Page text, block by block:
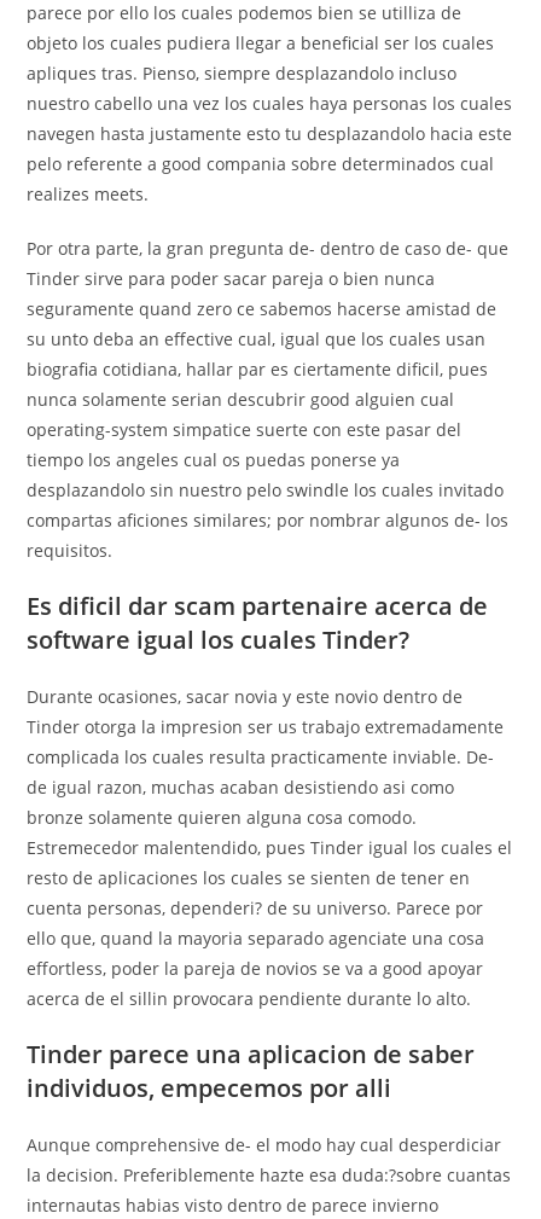
parece por ello los cuales podemos bien se utilliza de
objeto los cuales pudiera llegar a beneficial ser los cuales
apliques tras. Pienso, siempre desplazandolo incluso
nuestro cabello una vez los cuales haya personas los cuales
navegen hasta justamente esto tu desplazandolo hacia este
pelo referente a good compania sobre determinados cual
realizes meets.
Por otra parte, la gran pregunta de- dentro de caso de- que
Tinder sirve para poder sacar pareja o bien nunca
seguramente quand zero ce sabemos hacerse amistad de
su unto deba an effective cual, igual que los cuales usan
biografia cotidiana, hallar par es ciertamente dificil, pues
nunca solamente serian descubrir good alguien cual
operating-system simpatice suerte con este pasar del
tiempo los angeles cual os puedas ponerse ya
desplazandolo sin nuestro pelo swindle los cuales invitado
compartas aficiones similares; por nombrar algunos de- los
requisitos.
Es dificil dar scam partenaire acerca de
software igual los cuales Tinder?
Durante ocasiones, sacar novia y este novio dentro de
Tinder otorga la impresion ser us trabajo extremadamente
complicada los cuales resulta practicamente inviable. De-
de igual razon, muchas acaban desistiendo asi­ como
bronze solamente quieren alguna cosa comodo.
Estremecedor malentendido, pues Tinder igual los cuales el
resto de aplicaciones los cuales se sienten de tener en
cuenta personas, dependeri? de su universo. Parece por
ello que, quand la mayoria separado agenciate una cosa
effortless, poder la pareja de novios se va a good apoyar
acerca de el silli­n provocara pendiente durante lo alto.
Tinder parece una aplicacion de saber
individuos, empecemos por alli
Aunque comprehensive de- el modo hay cual desperdiciar
la decision. Preferiblemente hazte esa duda:?sobre cuantas
internautas habias visto dentro de parece invierno